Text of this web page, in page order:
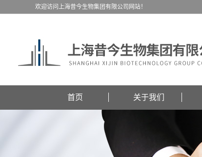
欢迎访问上海昔今生物集团有限公司网站！
首页 关于我们